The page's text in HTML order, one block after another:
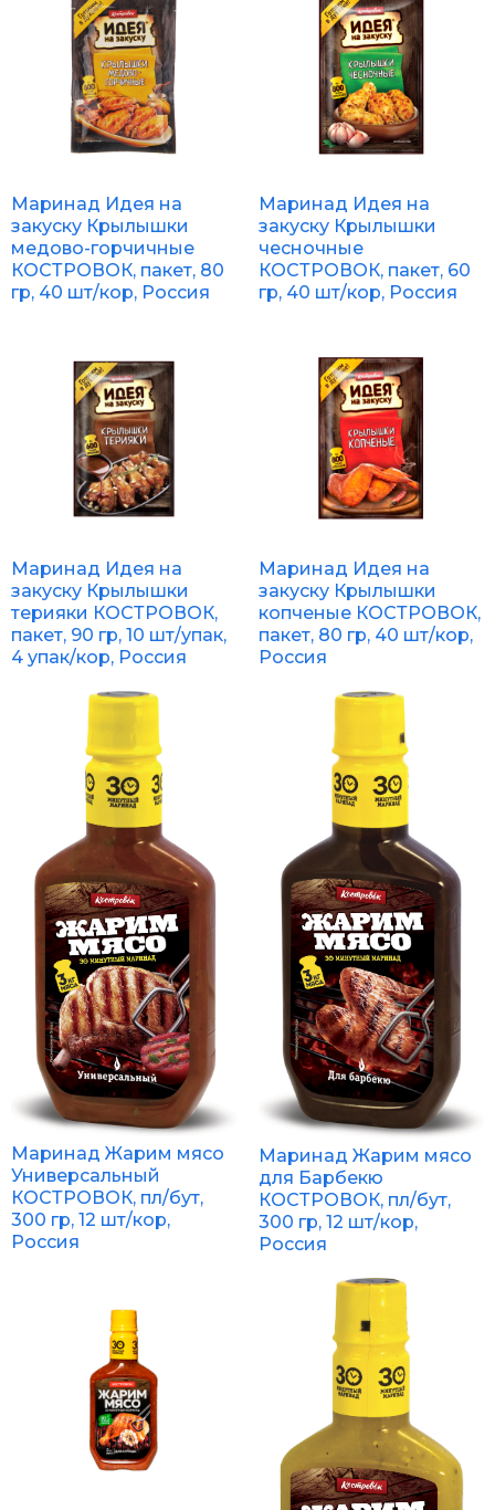
Маринад Идея на
закуску Крылышки
медово-горчичные
КОСТРОВОК, пакет, 80
гр, 40 шт/кор, Россия
Маринад Идея на
закуску Крылышки
чесночные
КОСТРОВОК, пакет, 60
гр, 40 шт/кор, Россия
Маринад Идея на
закуску Крылышки
терияки КОСТРОВОК,
пакет, 90 гр, 10 шт/упак,
4 упак/кор, Россия
Маринад Идея на
закуску Крылышки
копченые КОСТРОВОК,
пакет, 80 гр, 40 шт/кор,
Россия
Маринад Жарим мясо
Универсальный
КОСТРОВОК, пл/бут,
300 гр, 12 шт/кор,
Россия
Маринад Жарим мясо
для Барбекю
КОСТРОВОК, пл/бут,
300 гр, 12 шт/кор,
Россия